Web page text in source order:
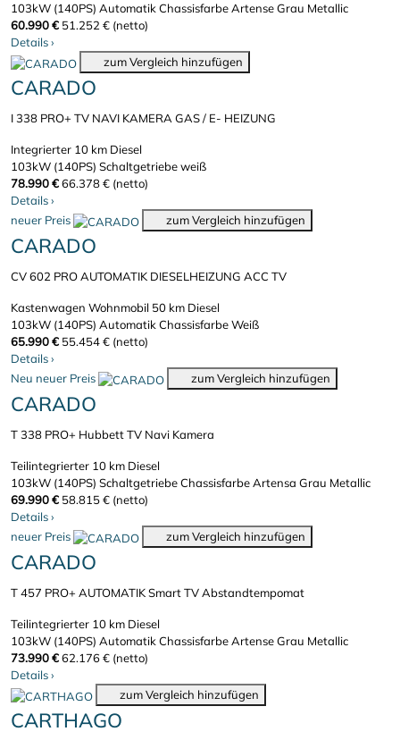
103kW (140PS) AutomatikChassisfarbe Artense Grau Metallic
60.990 € 51.252 € (netto)
Details›
zum Vergleich hinzufügen
CARADO
I 338 PRO+ TV NAVI KAMERA GAS / E- HEIZUNG
Integrierter 10 km Diesel
103kW (140PS) Schaltgetriebeweiß
78.990 €66.378 € (netto)
Details›
neuer Preis
zum Vergleich hinzufügen
CARADO
CV 602 PRO AUTOMATIK DIESELHEIZUNG ACC TV
Kastenwagen Wohnmobil 50 km Diesel
103kW (140PS) AutomatikChassisfarbe Weiß
65.990 € 55.454 € (netto)
Details›
Neu neuer Preis zum Vergleich hinzufügen
CARADO
T 338 PRO+ Hubbett TV Navi Kamera
Teilintegrierter 10 km Diesel
103kW (140PS) SchaltgetriebeChassisfarbe Artensa Grau Metallic
69.990 € 58.815 € (netto)
Details›
neuer Preis
zum Vergleich hinzufügen
CARADO
T 457 PRO+ AUTOMATIK Smart TV Abstandtempomat
Teilintegrierter 10 km Diesel
103kW (140PS) AutomatikChassisfarbe Artense Grau Metallic
73.990 €62.176 € (netto)
Details›
zum Vergleich hinzufügen
CARTHAGO